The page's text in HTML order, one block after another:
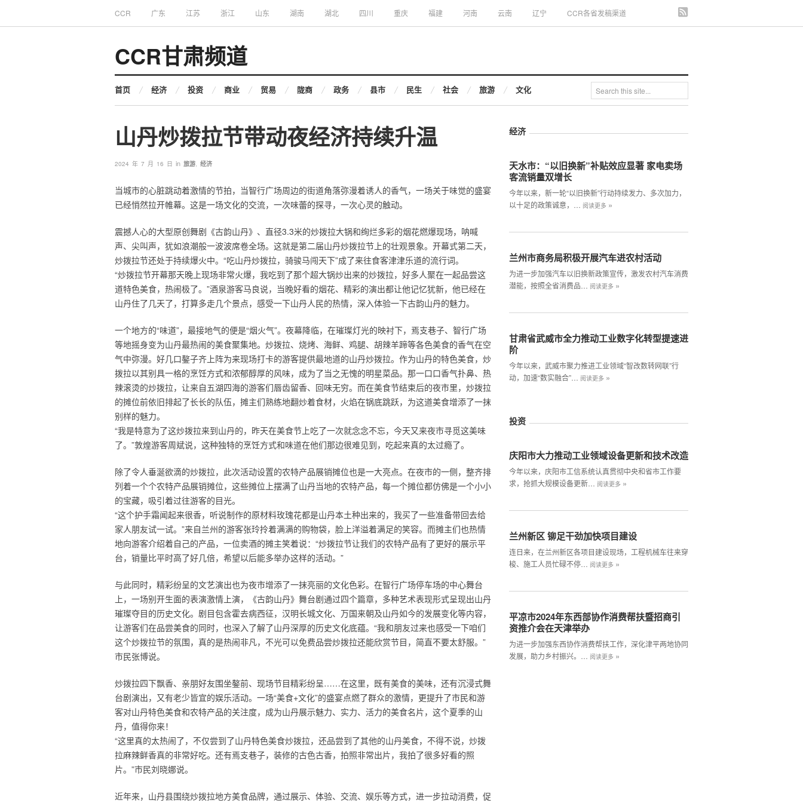
CCR 广东 江苏 浙江 山东 湖南 湖北 四川 重庆 福建 河南 云南 辽宁 CCR各省发稿渠道
CCR甘肃频道
首页 经济 投资 商业 贸易 陇商 政务 县市 民生 社会 旅游 文化
山丹炒拨拉节带动夜经济持续升温
2024 年 7 月 16 日 in 旅游, 经济
当城市的心脏跳动着激情的节拍，当智行广场周边的街道角落弥漫着诱人的香气，一场关于味觉的盛宴
已经悄然拉开帷幕。这是一场文化的交流，一次味蕾的探寻，一次心灵的触动。
震撼人心的大型原创舞剧《古韵山丹》、直径3.3米的炒拨拉大锅和绚烂多彩的烟花燃爆现场，呐喊
声、尖叫声，犹如浪潮般一波波席卷全场。这就是第二届山丹炒拨拉节上的壮观景象。开幕式第二天，
炒拨拉节还处于持续爆火中。“吃山丹炒拨拉，骑骏马闯天下”成了来往食客津津乐道的流行词。
“炒拨拉节开幕那天晚上现场非常火爆，我吃到了那个超大锅炒出来的炒拨拉，好多人聚在一起品尝这
道特色美食，热闹极了。”酒泉游客马良说，当晚好看的烟花、精彩的演出都让他记忆犹新，他已经在
山丹住了几天了，打算多走几个景点，感受一下山丹人民的热情，深入体验一下古韵山丹的魅力。
一个地方的“味道”，最接地气的便是“烟火气”。夜幕降临，在璀璨灯光的映衬下，焉支巷子、智行广场
等地摇身变为山丹最热闹的美食聚集地。炒拨拉、烧烤、海鲜、鸡腿、胡辣羊蹄等各色美食的香气在空
气中弥漫。好几口鏊子齐上阵为来现场打卡的游客提供最地道的山丹炒拨拉。作为山丹的特色美食，炒
拨拉以其别具一格的烹饪方式和浓郁醇厚的风味，成为了当之无愧的明星菜品。那一口口香气扑鼻、热
辣滚烫的炒拨拉，让来自五湖四海的游客们唇齿留香、回味无穷。而在美食节结束后的夜市里，炒拨拉
的摊位前依旧排起了长长的队伍，摊主们熟练地翻炒着食材，火焰在锅底跳跃，为这道美食增添了一抹
别样的魅力。
“我是特意为了这炒拨拉来到山丹的，昨天在美食节上吃了一次就念念不忘，今天又来夜市寻觅这美味
了。”敦煌游客周斌说，这种独特的烹饪方式和味道在他们那边很难见到，吃起来真的太过瘾了。
除了令人垂涎欲滴的炒拨拉，此次活动设置的农特产品展销摊位也是一大亮点。在夜市的一侧，整齐排
列着一个个农特产品展销摊位，这些摊位上摆满了山丹当地的农特产品，每一个摊位都仿佛是一个小小
的宝藏，吸引着过往游客的目光。
“这个护手霜闻起来很香，听说制作的原材料玫瑰花都是山丹本土种出来的，我买了一些准备带回去给
家人朋友试一试。”来自兰州的游客张玲拎着满满的购物袋，脸上洋溢着满足的笑容。而摊主们也热情
地向游客介绍着自己的产品，一位卖酒的摊主笑着说：“炒拨拉节让我们的农特产品有了更好的展示平
台，销量比平时高了好几倍，希望以后能多举办这样的活动。”
与此同时，精彩纷呈的文艺演出也为夜市增添了一抹亮丽的文化色彩。在智行广场停车场的中心舞台
上，一场别开生面的表演激情上演，《古韵山丹》舞台剧通过四个篇章，多种艺术表现形式呈现出山丹
璀璨夺目的历史文化。剧目包含霍去病西征，汉明长城文化、万国来朝及山丹如今的发展变化等内容，
让游客们在品尝美食的同时，也深入了解了山丹深厚的历史文化底蕴。“我和朋友过来也感受一下咱们
这个炒拨拉节的氛围，真的是热闹非凡，不光可以免费品尝炒拨拉还能欣赏节目，简直不要太舒服。”
市民张博说。
炒拨拉四下飘香、亲朋好友围坐鏊前、现场节目精彩纷呈……在这里，既有美食的美味，还有沉浸式舞
台剧演出，又有老少皆宜的娱乐活动。一场“美食+文化”的盛宴点燃了群众的激情，更提升了市民和游
客对山丹特色美食和农特产品的关注度，成为山丹展示魅力、实力、活力的美食名片，这个夏季的山
丹，值得你来！
“这里真的太热闹了，不仅尝到了山丹特色美食炒拨拉，还品尝到了其他的山丹美食，不得不说，炒拨
拉麻辣鲜香真的非常好吃。还有焉支巷子，装修的古色古香，拍照非常出片，我拍了很多好看的照
片。”市民刘晓娜说。
近年来，山丹县围绕炒拨拉地方美食品牌，通过展示、体验、交流、娱乐等方式，进一步拉动消费，促
经济
天水市：“以旧换新”补贴效应显著 家电卖场
客流销量双增长
今年以来，新一轮“以旧换新”行动持续发力、多次加力，
以十足的政策诚意，…
阅读更多 »
兰州市商务局积极开展汽车进农村活动
为进一步加强汽车以旧换新政策宣传，激发农村汽车消费
潜能，按照全省消费品…
阅读更多 »
甘肃省武威市全力推动工业数字化转型提速进
阶
今年以来，武威市聚力推进工业领域“智改数转网联”行
动，加速“数实融合”…
阅读更多 »
投资
庆阳市大力推动工业领域设备更新和技术改造
今年以来，庆阳市工信系统认真贯彻中央和省市工作要
求，抢抓大规模设备更新…
阅读更多 »
兰州新区 铆足干劲加快项目建设
连日来，在兰州新区各项目建设现场，工程机械车往来穿
梭、施工人员忙碌不停…
阅读更多 »
平凉市2024年东西部协作消费帮扶暨招商引
资推介会在天津举办
为进一步加强东西协作消费帮扶工作，深化津平两地协同
发展，助力乡村振兴。…
阅读更多 »